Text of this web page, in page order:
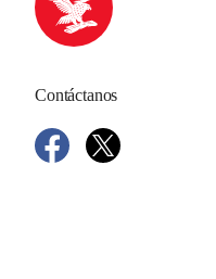
Contáctanos